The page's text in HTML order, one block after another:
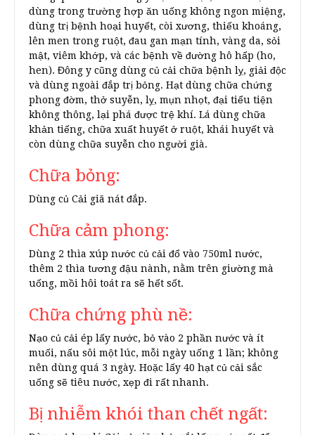
dùng trong trường hợp ăn uống không ngon miệng,
dùng trị bệnh hoại huyết, còi xương, thiếu khoáng,
lên men trong ruột, đau gan mạn tính, vàng da, sỏi
mật, viêm khớp, và các bệnh về đường hô hấp (ho,
hen). Đông y cũng dùng củ cải chữa bệnh lỵ, giải độc
và dùng ngoài đắp trị bỏng. Hạt dùng chữa chứng
phong đờm, thở suyễn, lỵ, mụn nhọt, đại tiểu tiện
không thông, lại phá được trệ khí. Lá dùng chữa
khản tiếng, chữa xuất huyết ở ruột, khái huyết và
còn dùng chữa suyễn cho người già.
Chữa bỏng:
Dùng củ Cải giã nát đắp.
Chữa cảm phong:
Dùng 2 thìa xúp nước củ cải đổ vào 750ml nước,
thêm 2 thìa tương đậu nành, nằm trên giường mà
uống, mồi hôi toát ra sẽ hết sốt.
Chữa chứng phù nề:
Nạo củ cải ép lấy nước, bỏ vào 2 phần nước và ít
muối, nấu sôi một lúc, mỗi ngày uống 1 lần; không
nên dùng quá 3 ngày. Hoặc lấy 40 hạt củ cải sắc
uống sẽ tiêu nước, xẹp đi rất nhanh.
Bị nhiễm khói than chết ngất: